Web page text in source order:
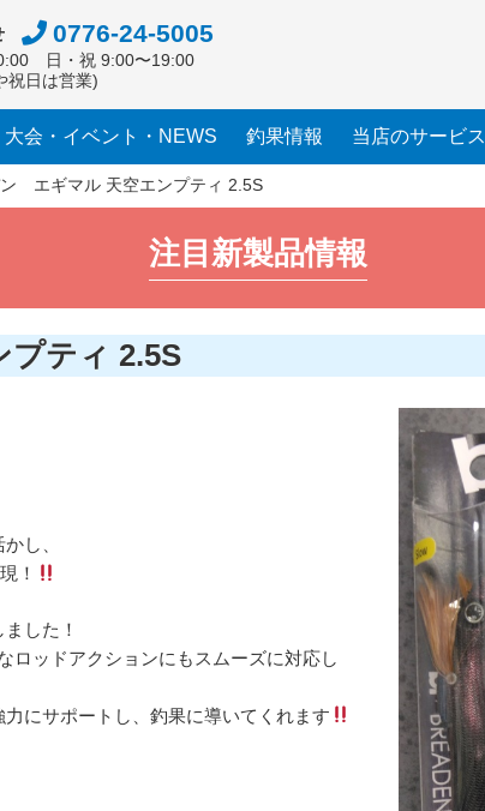
0776-24-5005
日・祝 9:00〜19:00
祝日は営業)
大会・イベント・NEWS 釣果情報 当店のサービス
エギマル 天空エンプティ 2.5S
注目新製品情報
ティ 2.5S
し、
！
した！
ロッドアクションにもスムーズに対応し
にサポートし、釣果に導いてくれます